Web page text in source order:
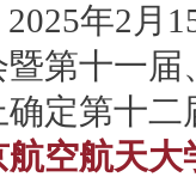
2025年2月
暨第十一届
确定第十
航空航天大